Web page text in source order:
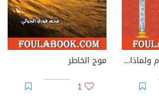
لماذا اخترنا الاسلام ولماذا يعادونه
موج الخاطر
1